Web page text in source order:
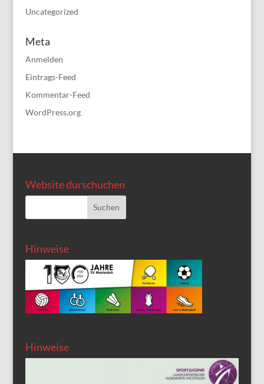
Uncategorized
Meta
Anmelden
Eintrags-Feed
Kommentar-Feed
WordPress.org
Website durschuchen
Hinweise
Hinweise